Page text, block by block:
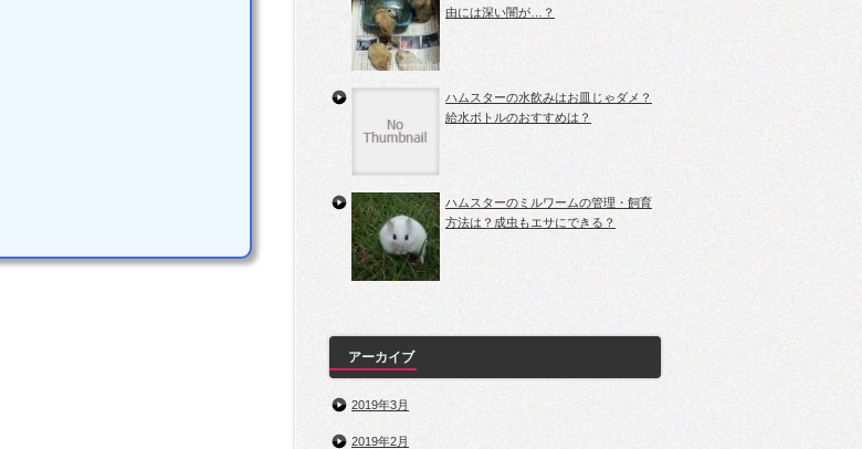
由には深い闇が…？
ハムスターの水飲みはお皿じゃダメ？
給水ボトルのおすすめは？
ハムスターのミルワームの管理・飼育
方法は？成虫もエサにできる？
アーカイブ
2019年3月
2019年2月